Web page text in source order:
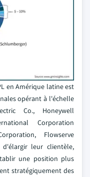
en Amérique latine est
opérant à l'échelle
Co., Honeywell
Corporation
Flowserve
leur clientèle,
une position plus
stratégiquement des